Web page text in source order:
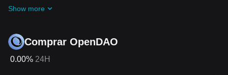
Show more
Comprar OpenDAO
0.00% 24H